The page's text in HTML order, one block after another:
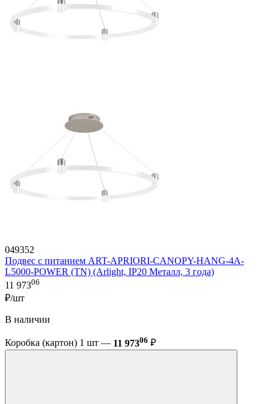
049352
Подвес с питанием ART-APRIORI-CANOPY-HANG-4A-
L5000-POWER (TN) (Arlight, IP20 Металл, 3 года)
11 97306
₽/шт
В наличии
Коробка (картон) 1 шт — 11 97306 ₽